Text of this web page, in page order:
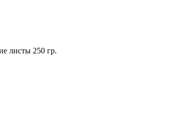
листы 250 гр.